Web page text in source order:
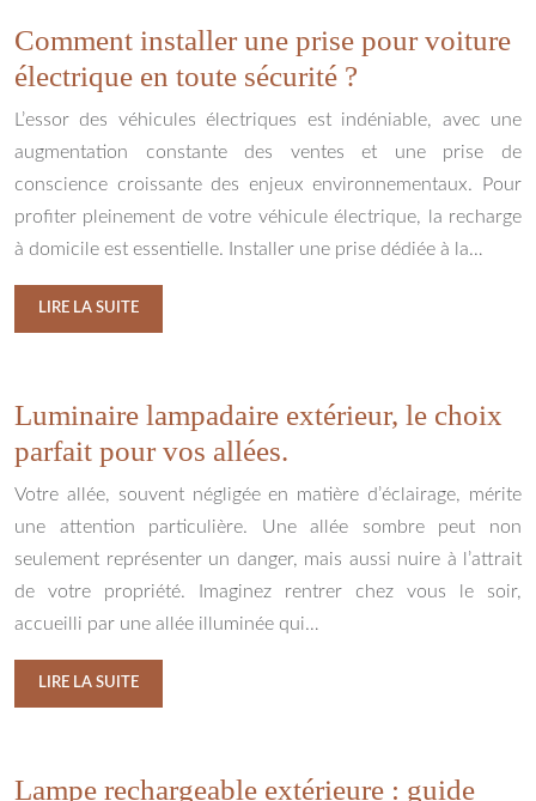
Comment installer une prise pour voiture
électrique en toute sécurité ?
L’essor des véhicules électriques est indéniable, avec une
augmentation constante des ventes et une prise de
conscience croissante des enjeux environnementaux. Pour
profiter pleinement de votre véhicule électrique, la recharge
à domicile est essentielle. Installer une prise dédiée à la…
LIRE LA SUITE
Luminaire lampadaire extérieur, le choix
parfait pour vos allées.
Votre allée, souvent négligée en matière d’éclairage, mérite
une attention particulière. Une allée sombre peut non
seulement représenter un danger, mais aussi nuire à l’attrait
de votre propriété. Imaginez rentrer chez vous le soir,
accueilli par une allée illuminée qui…
LIRE LA SUITE
Lampe rechargeable extérieure : guide